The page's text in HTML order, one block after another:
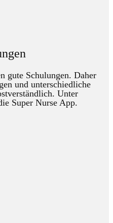
gute Schulungen. Daher
und unterschiedliche
Unter
Super Nurse App.